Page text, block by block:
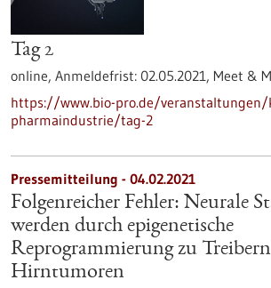
Tag 2
online, Anmeldefrist: 02.05.2021, Meet &
https://www.bio-pro.de/veranstaltungen/
pharmaindustrie/tag-2
Pressemitteilung - 04.02.2021
Folgenreicher Fehler: Neurale
werden durch epigenetische
Reprogrammierung zu
Hirntumoren